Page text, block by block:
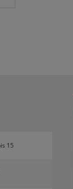
15